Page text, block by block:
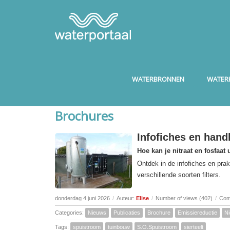
WATERBRONNEN
Brochures
Infofiches en
Hoe kan je nitraat en
Ontdek in de infofiches en
verschillende soorten filters.
donderdag 4 juni 2026 / Auteur: Elise / Number of views (402) /
Categories: Nieuws Publicaties Brochure Emissiereductie
Tags: spuistroom tuinbouw S.O.Spuistroom sierteelt